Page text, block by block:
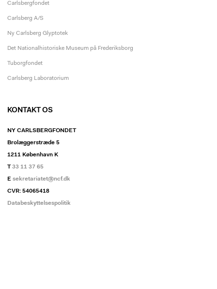
Carlsbergfondet
Carlsberg A/S
Ny Carlsberg Glyptotek
Det Nationalhistoriske Museum på Frederiksborg
Tuborgfondet
Carlsberg Laboratorium
KONTAKT OS
NY CARLSBERGFONDET
Brolæggerstræde 5
1211 København K
T33 11 37 65
E sekretariatet@ncf.dk
CVR: 54065418
Databeskyttelsespolitik